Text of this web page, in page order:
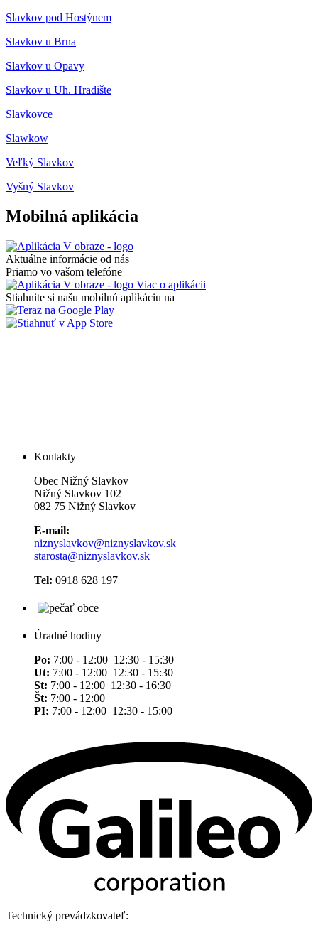
Slavkov pod Hostýnem
Slavkov u Brna
Slavkov u Opavy
Slavkov u Uh. Hradište
Slavkovce
Slawkow
Veľký Slavkov
Vyšný Slavkov
Mobilná aplikácia
Aktuálne informácie od nás
Priamo vo vašom telefóne
Viac o aplikácii
Stiahnite si našu mobilnú aplikáciu na
Kontakty
Obec Nižný Slavkov
Nižný Slavkov 102
082 75 Nižný Slavkov
E-mail:
niznyslavkov@niznyslavkov.sk
starosta@niznyslavkov.sk
Tel: 0918 628 197
Úradné hodiny
Po: 7:00 - 12:00 12:30 - 15:30
Ut: 7:00 - 12:00 12:30 - 15:30
St: 7:00 - 12:00 12:30 - 16:30
Št: 7:00 - 12:00
PI: 7:00 - 12:00 12:30 - 15:00
Technický prevádzkovateľ: